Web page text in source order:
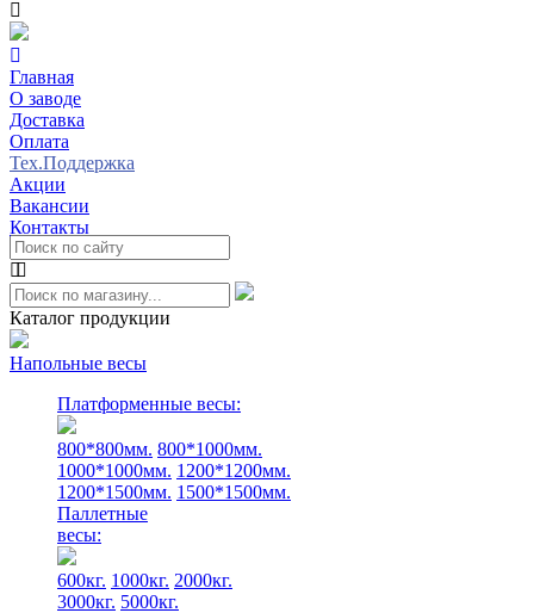
Главная
О заводе
Доставка
Оплата
Тех.Поддержка
Акции
Вакансии
Контакты
Каталог продукции
Напольные весы
Платформенные весы:
800*800мм. 800*1000мм.
1000*1000мм. 1200*1200мм.
1200*1500мм. 1500*1500мм.
Паллетные
весы:
600кг. 1000кг. 2000кг.
3000кг. 5000кг.